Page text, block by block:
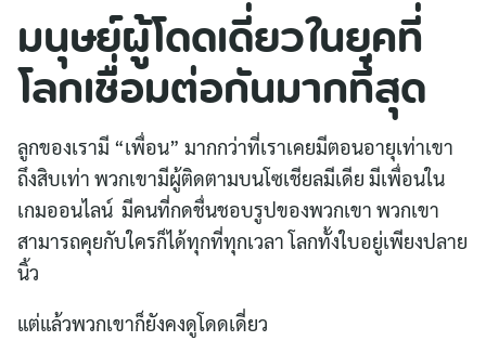
มนุษย์ผู้โดดเดี่ยวในยุคที่
โลกเชื่อมต่อกันมากที่สุด
ลูกของเรามี “เพื่อน” มากกว่าที่เราเคยมีตอนอายุเท่าเขา
ถึงสิบเท่า พวกเขามีผู้ติดตามบนโซเชียลมีเดีย มีเพื่อนใน
เกมออนไลน์ มีคนที่กดชื่นชอบรูปของพวกเขา พวกเขา
สามารถคุยกับใครก็ได้ทุกที่ทุกเวลา โลกทั้งใบอยู่เพียงปลาย
นิ้ว
แต่แล้วพวกเขาก็ยังคงดูโดดเดี่ยว